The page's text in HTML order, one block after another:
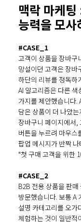
맥락 마케
능력을 모
#CASE_1
고객이 상품을 장바구
망설이던 고객은 장바
하단의 리뷰를 정독하
AI 알고리즘은 다른
가지를 제안했습니다.
담은 상품이 더 나았
장바구니 페이지에서,
버튼을 누르려 마우스
팝업 메시지가 반짝
"첫 구매 고객을 위한
#CASE_2
B2B 전용 상품을 판
방문했습니다. 보통 A
설명 카테고리를 오가
체험하는 것이 일반적